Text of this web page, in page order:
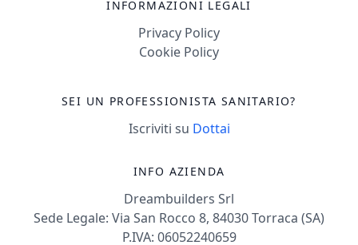
INFORMAZIONI LEGALI
Privacy Policy
Cookie Policy
SEI UN PROFESSIONISTA SANITARIO?
Iscriviti su Dottai
INFO AZIENDA
Dreambuilders Srl
Sede Legale: Via San Rocco 8, 84030 Torraca (SA)
P.IVA: 06052240659